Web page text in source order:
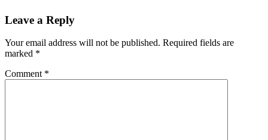
Leave a Reply
Your email address will not be published. Required fields are
marked *
Comment *